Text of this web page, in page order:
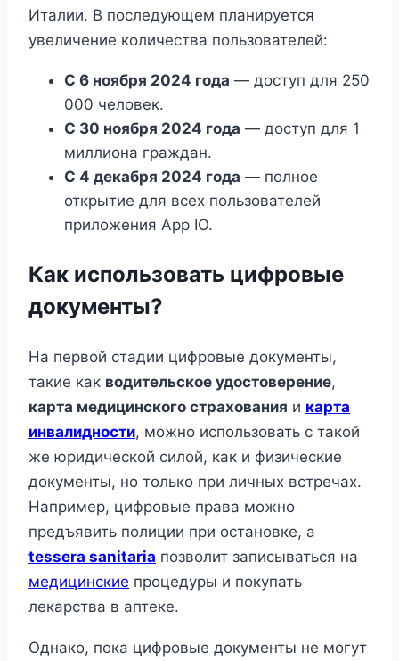
Италии. В последующем планируется
увеличение количества пользователей:
С 6 ноября 2024 года — доступ для 250
000 человек.
С 30 ноября 2024 года — доступ для 1
миллиона граждан.
С 4 декабря 2024 года — полное
открытие для всех пользователей
приложения App IO.
Как использовать цифровые
документы?
На первой стадии цифровые документы,
такие как водительское удостоверение,
карта медицинского страхования и карта
инвалидности, можно использовать с такой
же юридической силой, как и физические
документы, но только при личных встречах.
Например, цифровые права можно
предъявить полиции при остановке, а
tessera sanitaria позволит записываться на
медицинские процедуры и покупать
лекарства в аптеке.
Однако, пока цифровые документы не могут